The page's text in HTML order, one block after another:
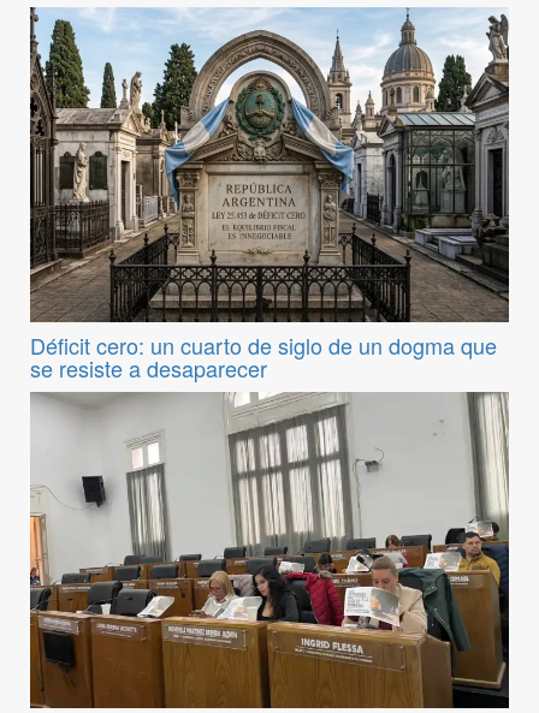
Déficit cero: un cuarto de siglo de un dogma que
se resiste a desaparecer